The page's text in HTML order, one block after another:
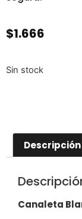
$1.666
Sin stock
Descripción
Canaleta